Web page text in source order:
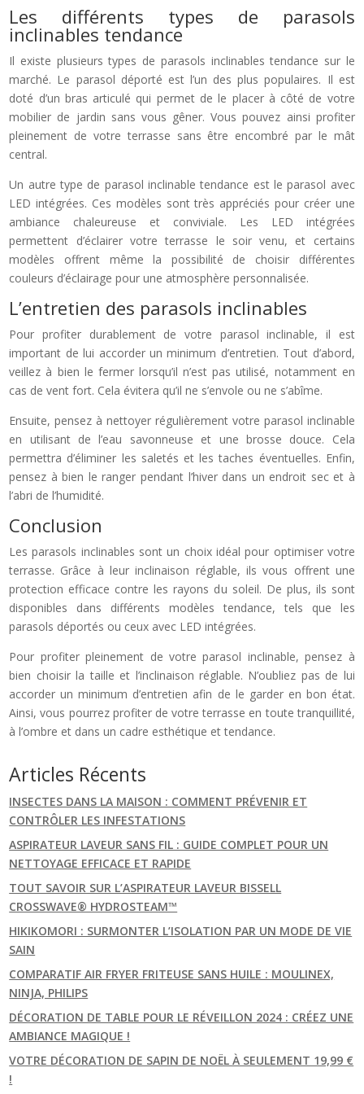
Les différents types de parasols
inclinables tendance
Il existe plusieurs types de parasols inclinables tendance sur le
marché. Le parasol déporté est l’un des plus populaires. Il est
doté d’un bras articulé qui permet de le placer à côté de votre
mobilier de jardin sans vous gêner. Vous pouvez ainsi profiter
pleinement de votre terrasse sans être encombré par le mât
central.
Un autre type de parasol inclinable tendance est le parasol avec
LED intégrées. Ces modèles sont très appréciés pour créer une
ambiance chaleureuse et conviviale. Les LED intégrées
permettent d’éclairer votre terrasse le soir venu, et certains
modèles offrent même la possibilité de choisir différentes
couleurs d’éclairage pour une atmosphère personnalisée.
L’entretien des parasols inclinables
Pour profiter durablement de votre parasol inclinable, il est
important de lui accorder un minimum d’entretien. Tout d’abord,
veillez à bien le fermer lorsqu’il n’est pas utilisé, notamment en
cas de vent fort. Cela évitera qu’il ne s’envole ou ne s’abîme.
Ensuite, pensez à nettoyer régulièrement votre parasol inclinable
en utilisant de l’eau savonneuse et une brosse douce. Cela
permettra d’éliminer les saletés et les taches éventuelles. Enfin,
pensez à bien le ranger pendant l’hiver dans un endroit sec et à
l’abri de l’humidité.
Conclusion
Les parasols inclinables sont un choix idéal pour optimiser votre
terrasse. Grâce à leur inclinaison réglable, ils vous offrent une
protection efficace contre les rayons du soleil. De plus, ils sont
disponibles dans différents modèles tendance, tels que les
parasols déportés ou ceux avec LED intégrées.
Pour profiter pleinement de votre parasol inclinable, pensez à
bien choisir la taille et l’inclinaison réglable. N’oubliez pas de lui
accorder un minimum d’entretien afin de le garder en bon état.
Ainsi, vous pourrez profiter de votre terrasse en toute tranquillité,
à l’ombre et dans un cadre esthétique et tendance.
Articles Récents
INSECTES DANS LA MAISON : COMMENT PRÉVENIR ET
CONTRÔLER LES INFESTATIONS
ASPIRATEUR LAVEUR SANS FIL : GUIDE COMPLET POUR UN
NETTOYAGE EFFICACE ET RAPIDE
TOUT SAVOIR SUR L’ASPIRATEUR LAVEUR BISSELL
CROSSWAVE® HYDROSTEAM™
HIKIKOMORI : SURMONTER L’ISOLATION PAR UN MODE DE VIE
SAIN
COMPARATIF AIR FRYER FRITEUSE SANS HUILE : MOULINEX,
NINJA, PHILIPS
DÉCORATION DE TABLE POUR LE RÉVEILLON 2024 : CRÉEZ UNE
AMBIANCE MAGIQUE !
VOTRE DÉCORATION DE SAPIN DE NOËL À SEULEMENT 19,99 €
!